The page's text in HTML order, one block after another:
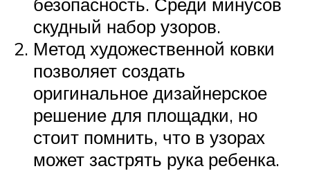
скудный набор узоров.
Метод художественной ковки
позволяет создать
оригинальное дизайнерское
решение для площадки, но
стоит помнить, что в узорах
может застрять рука ребенка.